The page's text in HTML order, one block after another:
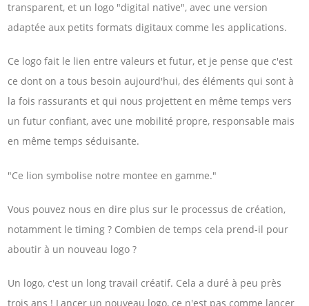
transparent, et un logo "digital native", avec une version
adaptée aux petits formats digitaux comme les applications.
Ce logo fait le lien entre valeurs et futur, et je pense que c'est
ce dont on a tous besoin aujourd'hui, des éléments qui sont à
la fois rassurants et qui nous projettent en même temps vers
un futur confiant, avec une mobilité propre, responsable mais
en même temps séduisante.
"Ce lion symbolise notre montee en gamme."
Vous pouvez nous en dire plus sur le processus de création,
notamment le timing ? Combien de temps cela prend-il pour
aboutir à un nouveau logo ?
Un logo, c'est un long travail créatif. Cela a duré à peu près
trois ans ! Lancer un nouveau logo, ce n'est pas comme lancer